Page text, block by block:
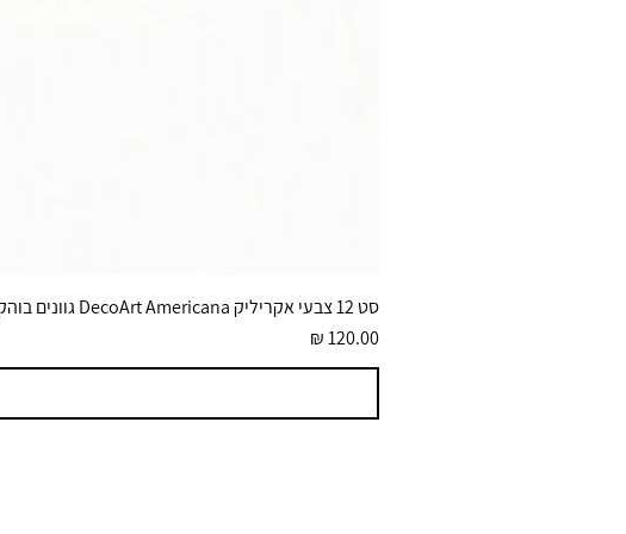
סט 12 צבעי אקריליק DecoArt Americana גוונים בוהקים 59 מ״ל
מחיר